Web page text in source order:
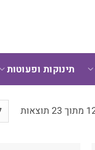
תינוקות ופעוטות
ממוין
לפי